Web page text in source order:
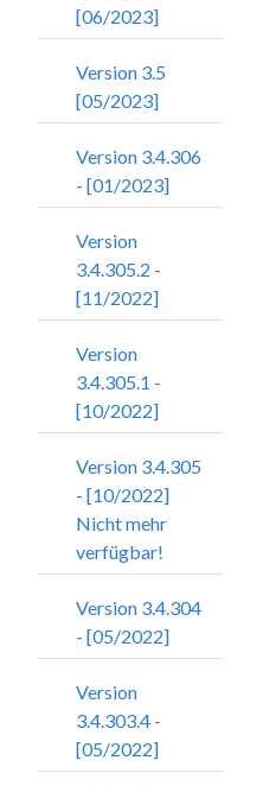
[06/2023]
Version 3.5
[05/2023]
Version 3.4.306
- [01/2023]
Version
3.4.305.2 -
[11/2022]
Version
3.4.305.1 -
[10/2022]
Version 3.4.305
- [10/2022]
Nicht mehr
verfügbar!
Version 3.4.304
- [05/2022]
Version
3.4.303.4 -
[05/2022]